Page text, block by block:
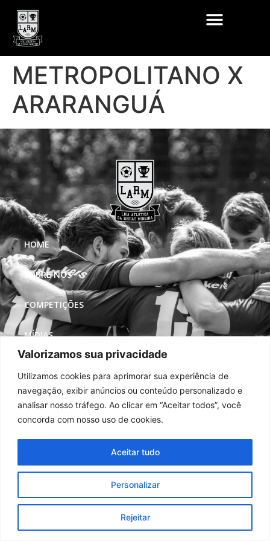
Valorizamos sua privacidade
Utilizamos cookies para aprimorar sua experiência de
navegação, exibir anúncios ou conteúdo personalizado e
analisar nosso tráfego. Ao clicar em “Aceitar todos”, você
concorda com nosso uso de cookies.
Personalizar
Rejeitar
Aceitar tudo
METROPOLITANO X
ARARANGUÁ
HOME
SOBRE NÓS
COMPETIÇÕES
MÍDIAS
REDES SOCIAIS